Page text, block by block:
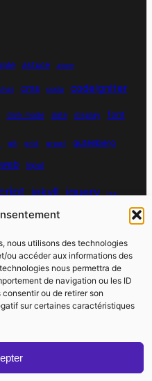
nous utilisons des technologies
ou accéder aux informations des
nous permettra de
de navigation ou les ID
ou de retirer son
sur certaines caractéristiques
astuce atom
cms coda codeigniter
dark mode date display font
git grid growl gutenberg
input
jekyll jquery jsx
mysql navigation
plugin print
regex responsive run
generator steve jobs